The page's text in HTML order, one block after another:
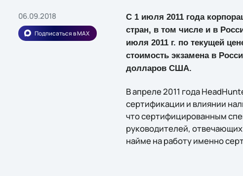
06.09.2018
Подписаться в MAX
С 1 июля 2011 года
стран, в том числе и в
июля 2011 г. по текущей
стоимость экзамена в
долларов США.
В апреле 2011 года
сертификации и влиянии
что сертифицированным
руководителей,
найме на работу именно